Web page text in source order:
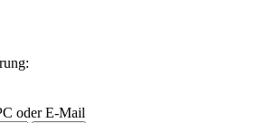
oder E-Mail